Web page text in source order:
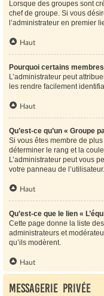
Lorsque des groupes sont
chef de groupe. Si vous
l’administrateur en premier
Haut
Pourquoi certains
L’administrateur peut
les rendre facilement
Haut
Qu’est-ce qu’un « Groupe
Si vous êtes membre de
déterminer le rang et la
L’administrateur peut vous
votre panneau de l’utilisateur.
Haut
Qu’est-ce que le lien «
Cette page donne la liste
administrateurs et
qu’ils modèrent.
Haut
Messagerie privée